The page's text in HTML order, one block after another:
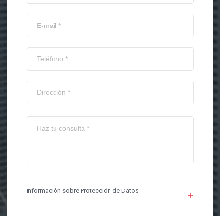
Información sobre Protección de Datos